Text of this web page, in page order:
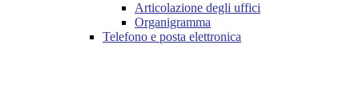
Articolazione degli uffici
Organigramma
Telefono e posta elettronica